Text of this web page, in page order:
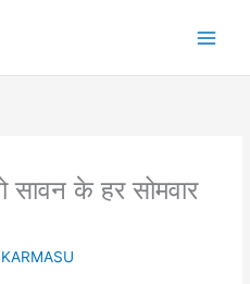
सावन के हर सोमवार
KARMASU